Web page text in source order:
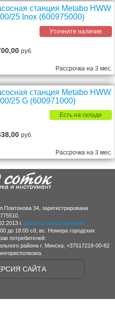
станция Metabo HWW
25 Inox (600975000)
Уточните наличие
руб.
Рассрочка на 3 мес.
станция Metabo HWW
25 G (600971000)
Есть на складе
руб.
Рассрочка на 3 мес.
34, зарегистрирована
г. Договор присоединения
до 18:00 сб, вс. Номера городских
потребителей:
района г. Минска; +37517218-00-82
САЙТА